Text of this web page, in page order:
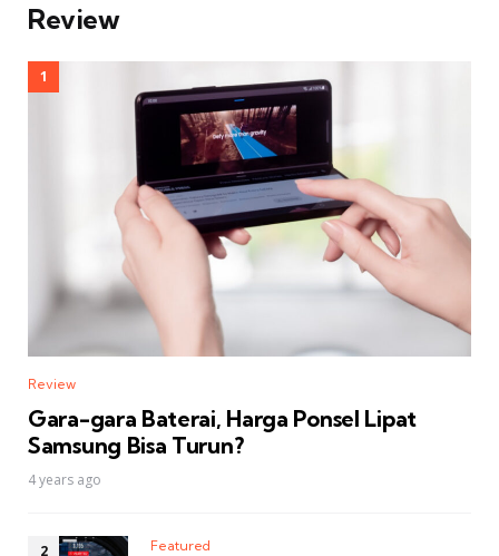
Review
Review
Gara-gara Baterai, Harga Ponsel Lipat
Samsung Bisa Turun?
4 years ago
Featured